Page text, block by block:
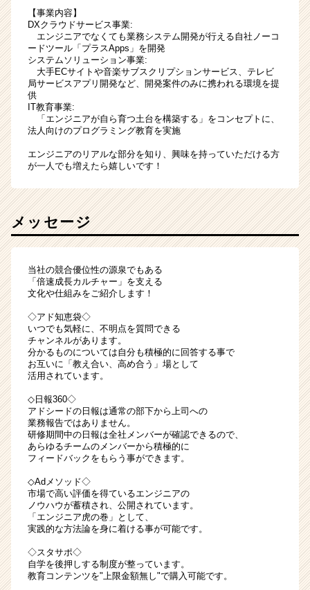
【事業内容】
DXクラウドサービス事業:
エンジニアでなくても業務システム開発が行える自社ノーコ
ードツール「プラスApps」を開発
システムソリューション事業:
大手ECサイトや音楽サブスクリプションサービス、テレビ
局サービスアプリ開発など、開発案件のみに携われる環境を提
供
IT教育事業:
「エンジニアが自ら育つ土台を構築する」をコンセプトに、
法人向けのプログラミング教育を実施
エンジニアのリアルな部分を知り、興味を持っていただける方
が一人でも増えたら嬉しいです！
メッセージ
当社の競合優位性の源泉でもある
「倍速成長カルチャー」を支える
文化や仕組みをご紹介します！
◇アド知恵袋◇
いつでも気軽に、不明点を質問できる
チャンネルがあります。
分かるものについては自分も積極的に回答する事で
お互いに「教え合い、高め合う」場として
活用されています。
◇日報360◇
アドシードの日報は通常の部下から上司への
業務報告ではありません。
研修期間中の日報は全社メンバーが確認できるので、
あらゆるチームのメンバーから積極的に
フィードバックをもらう事ができます。
◇Adメソッド◇
市場で高い評価を得ているエンジニアの
ノウハウが蓄積され、公開されています。
「エンジニア虎の巻」として、
実践的な方法論を身に着ける事が可能です。
◇スタサポ◇
自学を後押しする制度が整っています。
教育コンテンツを"上限金額無し"で購入可能です。